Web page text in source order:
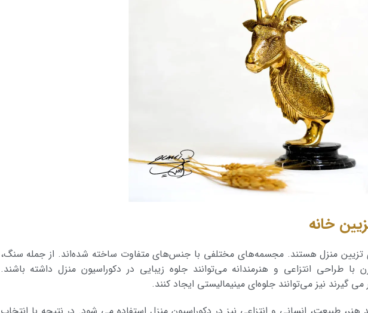
خانه
منزل هستند. مجسمه­‌های مختلفی با جنس‌­های متفاوت ساخته شده­‌اند. از جمله سنگ،
انتزاعی و هنرمندانه می‌توانند جلوه زیبایی در دکوراسیون منزل داشته باشند.
گیرند نیز می‌توانند جلوه‌ای مینیمالیستی ایجاد کنند.